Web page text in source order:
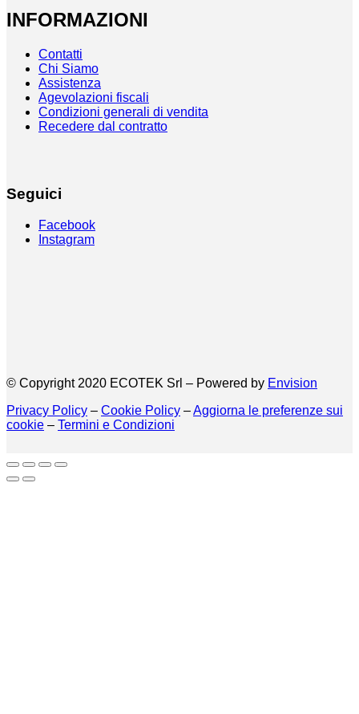
INFORMAZIONI
Contatti
Chi Siamo
Assistenza
Agevolazioni fiscali
Condizioni generali di vendita
Recedere dal contratto
Seguici
Facebook
Instagram
© Copyright 2020 ECOTEK Srl – Powered by Envision
Privacy Policy – Cookie Policy –Aggiorna le preferenze sui
cookie – Termini e Condizioni